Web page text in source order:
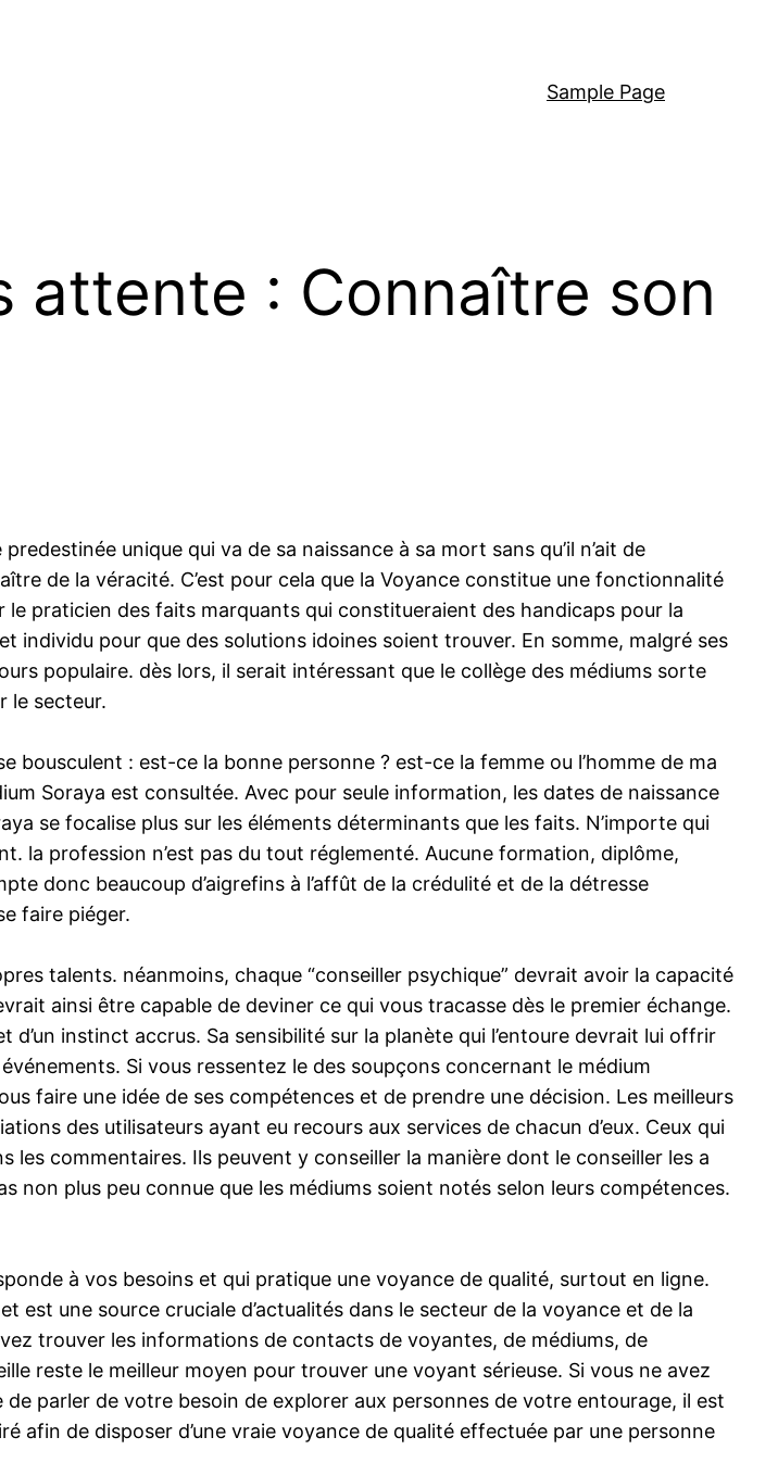
Sample Page
attente : Connaître son
unique qui va de sa naissance à sa mort sans qu’il n’ait de
de la véracité. C’est pour cela que la Voyance constitue une fonctionnalité
praticien des faits marquants qui constitueraient des handicaps pour la
pour que des solutions idoines soient trouver. En somme, malgré ses
populaire. dès lors, il serait intéressant que le collège des médiums sorte
le secteur.
bousculent : est-ce la bonne personne ? est-ce la femme ou l’homme de ma
Soraya est consultée. Avec pour seule information, les dates de naissance
se focalise plus sur les éléments déterminants que les faits. N’importe qui
la profession n’est pas du tout réglementé. Aucune formation, diplôme,
donc beaucoup d’aigrefins à l’affût de la crédulité et de la détresse
faire piéger.
talents. néanmoins, chaque “conseiller psychique” devrait avoir la capacité
ainsi être capable de deviner ce qui vous tracasse dès le premier échange.
instinct accrus. Sa sensibilité sur la planète qui l’entoure devrait lui offrir
Si vous ressentez le des soupçons concernant le médium
faire une idée de ses compétences et de prendre une décision. Les meilleurs
des utilisateurs ayant eu recours aux services de chacun d’eux. Ceux qui
commentaires. Ils peuvent y conseiller la manière dont le conseiller les a
non plus peu connue que les médiums soient notés selon leurs compétences.
à vos besoins et qui pratique une voyance de qualité, surtout en ligne.
est une source cruciale d’actualités dans le secteur de la voyance et de la
trouver les informations de contacts de voyantes, de médiums, de
reste le meilleur moyen pour trouver une voyant sérieuse. Si vous ne avez
de parler de votre besoin de explorer aux personnes de votre entourage, il est
afin de disposer d’une vraie voyance de qualité effectuée par une personne